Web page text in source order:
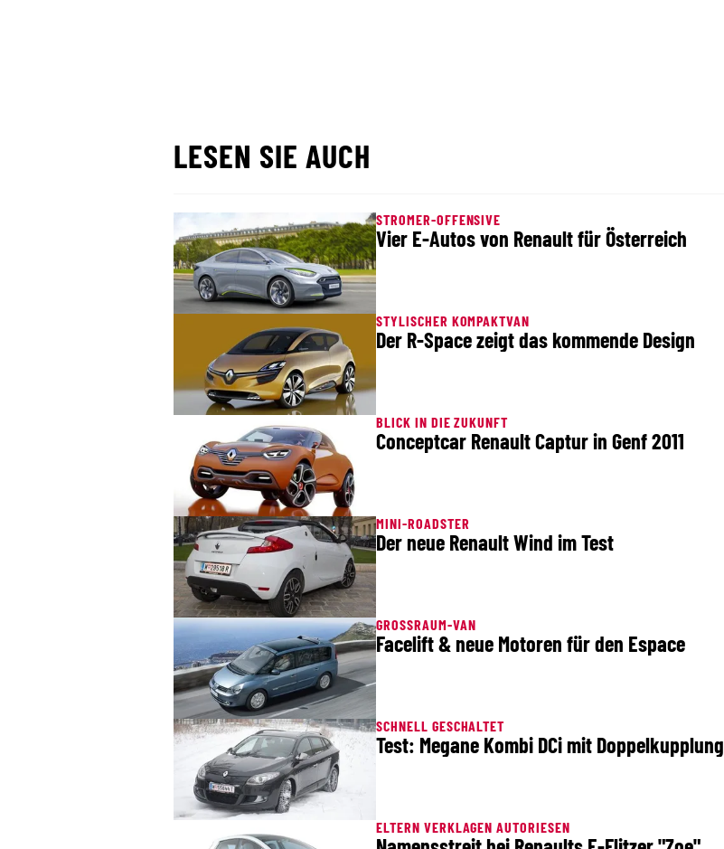
LESEN SIE AUCH
STROMER-OFFENSIVE
Vier E-Autos von Renault für Österreich
STYLISCHER KOMPAKTVAN
Der R-Space zeigt das kommende Design
BLICK IN DIE ZUKUNFT
Conceptcar Renault Captur in Genf 2011
MINI-ROADSTER
Der neue Renault Wind im Test
GROSSRAUM-VAN
Facelift & neue Motoren für den Espace
SCHNELL GESCHALTET
Test: Megane Kombi DCi mit Doppelkupplung
ELTERN VERKLAGEN AUTORIESEN